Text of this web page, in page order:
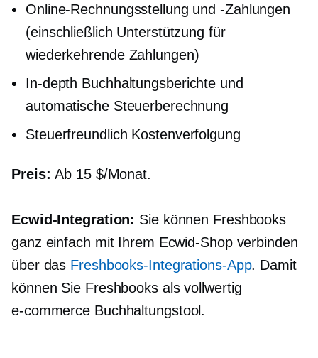
Online-Rechnungsstellung und -Zahlungen
(einschließlich Unterstützung für
wiederkehrende Zahlungen)
In-depth Buchhaltungsberichte und
automatische Steuerberechnung
Steuerfreundlich Kostenverfolgung
Preis:Ab 15 $/Monat.
Ecwid-Integration: Sie können Freshbooks
ganz einfach mit Ihrem Ecwid-Shop verbinden
über das Freshbooks-Integrations-App. Damit
können Sie Freshbooks alsvollwertig
e-commerce Buchhaltungstool.